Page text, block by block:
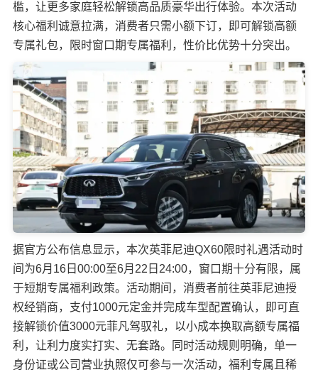
槛，让更多家庭轻松解锁高品质豪华出行体验。本次活动
核心福利诚意拉满，消费者只需小额下订，即可解锁高额
专属礼包，限时窗口期专属福利，性价比优势十分突出。
据官方公布信息显示，本次英菲尼迪QX60限时礼遇活动时
间为6月16日00:00至6月22日24:00，窗口期十分有限，属
于短期专属福利政策。活动期间，消费者前往英菲尼迪授
权经销商，支付1000元定金并完成车型配置确认，即可直
接解锁价值3000元菲凡驾驭礼，以小成本换取高额专属福
利，让利力度实打实、无套路。同时活动规则明确，单一
身份证或公司营业执照仅可参与一次活动，福利专属且稀